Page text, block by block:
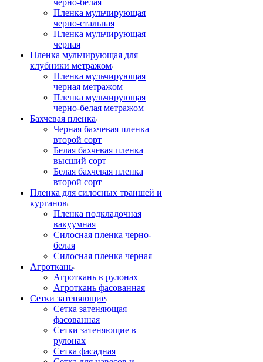
черно-белая
Пленка мульчирующая
черно-стальная
Пленка мульчирующая
черная
Пленка мульчирующая для
клубники метражом
Пленка мульчирующая
черная метражом
Пленка мульчирующая
черно-белая метражом
Бахчевая пленка
Черная бахчевая пленка
второй сорт
Белая бахчевая пленка
высший сорт
Белая бахчевая пленка
второй сорт
Пленка для силосных траншей и
курганов
Пленка подкладочная
вакуумная
Силосная пленка черно-
белая
Силосная пленка черная
Агроткань
Агроткань в рулонах
Агроткань фасованная
Сетки затеняющие
Сетка затеняющая
фасованная
Сетки затеняющие в
рулонах
Сетка фасадная